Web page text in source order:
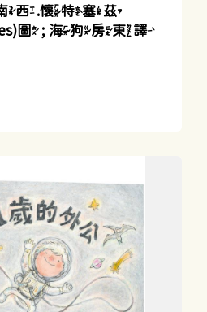
南西.懷特塞茲
圖 ; 海狗房東譯